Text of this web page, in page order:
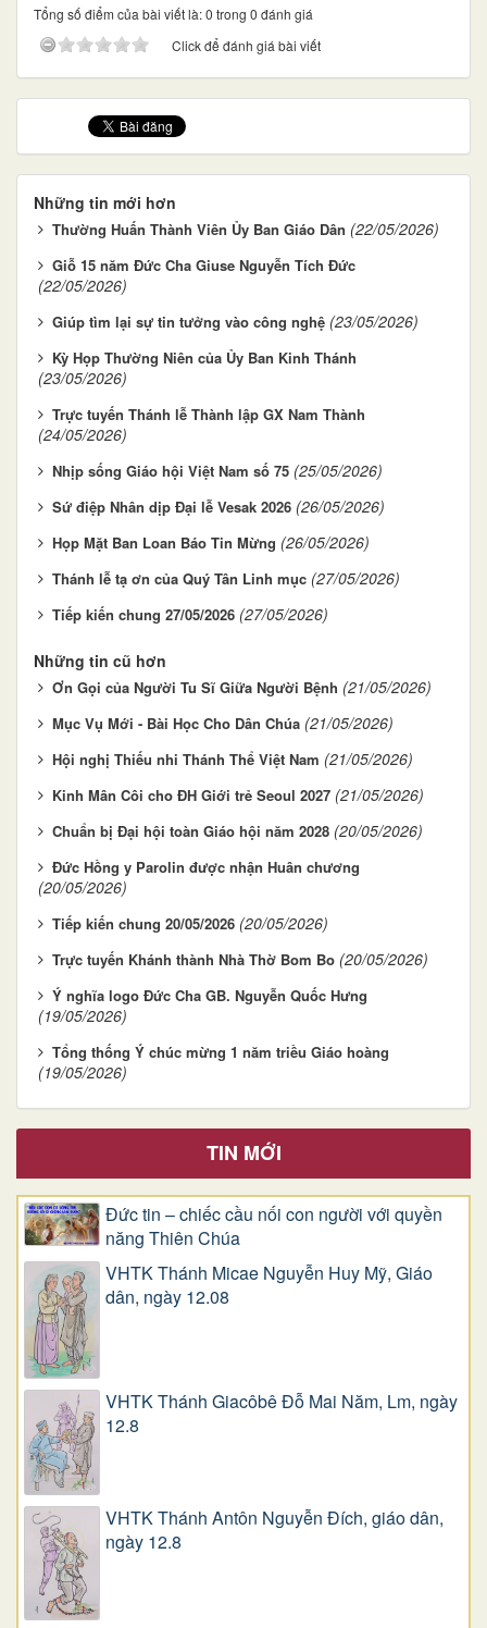
Tổng số điểm của bài viết là: 0 trong 0 đánh giá
Click để đánh giá bài viết
Những tin mới hơn
Thường Huấn Thành Viên Ủy Ban Giáo Dân (22/05/2026)
Giỗ 15 năm Đức Cha Giuse Nguyễn Tích Đức
(22/05/2026)
Giúp tìm lại sự tin tưởng vào công nghệ (23/05/2026)
Kỳ Họp Thường Niên của Ủy Ban Kinh Thánh
(23/05/2026)
Trực tuyến Thánh lễ Thành lập GX Nam Thành
(24/05/2026)
Nhịp sống Giáo hội Việt Nam số 75 (25/05/2026)
Sứ điệp Nhân dịp Đại lễ Vesak 2026 (26/05/2026)
Họp Mặt Ban Loan Báo Tin Mừng (26/05/2026)
Thánh lễ tạ ơn của Quý Tân Linh mục (27/05/2026)
Tiếp kiến chung 27/05/2026 (27/05/2026)
Những tin cũ hơn
Ơn Gọi của Người Tu Sĩ Giữa Người Bệnh (21/05/2026)
Mục Vụ Mới - Bài Học Cho Dân Chúa (21/05/2026)
Hội nghị Thiếu nhi Thánh Thể Việt Nam (21/05/2026)
Kinh Mân Côi cho ĐH Giới trẻ Seoul 2027 (21/05/2026)
Chuẩn bị Đại hội toàn Giáo hội năm 2028 (20/05/2026)
Đức Hồng y Parolin được nhận Huân chương
(20/05/2026)
Tiếp kiến chung 20/05/2026 (20/05/2026)
Trực tuyến Khánh thành Nhà Thờ Bom Bo (20/05/2026)
Ý nghĩa logo Đức Cha GB. Nguyễn Quốc Hưng
(19/05/2026)
Tổng thống Ý chúc mừng 1 năm triều Giáo hoàng
(19/05/2026)
TIN MỚI
Đức tin – chiếc cầu nối con người với quyền
năng Thiên Chúa
VHTK Thánh Micae Nguyễn Huy Mỹ, Giáo
dân, ngày 12.08
VHTK Thánh Giacôbê Ðỗ Mai Năm, Lm, ngày
12.8
VHTK Thánh Antôn Nguyễn Ðích, giáo dân,
ngày 12.8